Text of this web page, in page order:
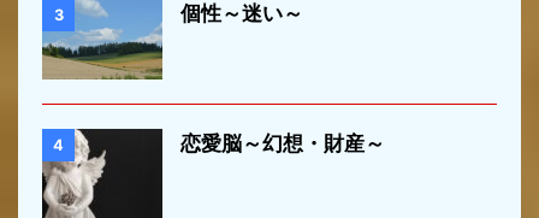
3 個性～迷い～
4 恋愛脳～幻想・財産～